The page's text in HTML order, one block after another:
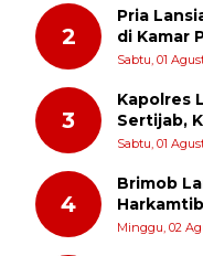
2
Pria
di Kamar
Baru
Sabtu, 01
3
Kapolres
Sertijab,
Sabtu, 01
4
Brimob
Patroli
Minggu, 02